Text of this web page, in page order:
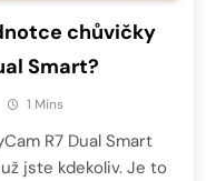
chůvičky
Smart?
1 Mins
R7 Dual Smart
jste kdekoliv. Je to